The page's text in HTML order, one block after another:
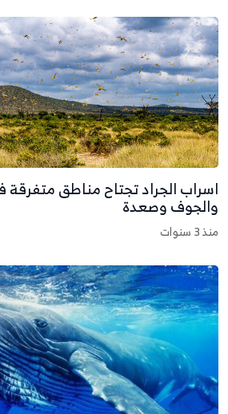
الجراد تجتاح مناطق متفرقة
وصعدة
3 سنوات